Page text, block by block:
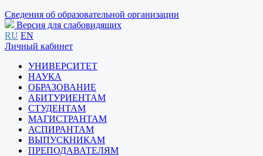
Сведения об образовательной организации
Версия для слабовидящих
RU EN
Личный кабинет
УНИВЕРСИТЕТ
НАУКА
ОБРАЗОВАНИЕ
АБИТУРИЕНТАМ
СТУДЕНТАМ
МАГИСТРАНТАМ
АСПИРАНТАМ
ВЫПУСКНИКАМ
ПРЕПОДАВАТЕЛЯМ